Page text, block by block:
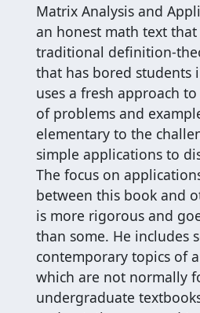
Matrix Analysis and
an honest math text
traditional definition-
that has bored students
uses a fresh approach
of problems and
elementary to the
simple applications to
The focus on
between this book and
is more rigorous and
than some. He includes
contemporary topics of
which are not normally
undergraduate